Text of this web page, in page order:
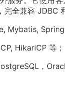
全兼容 JDBC
Mybatis,
HikariCP 等；
，